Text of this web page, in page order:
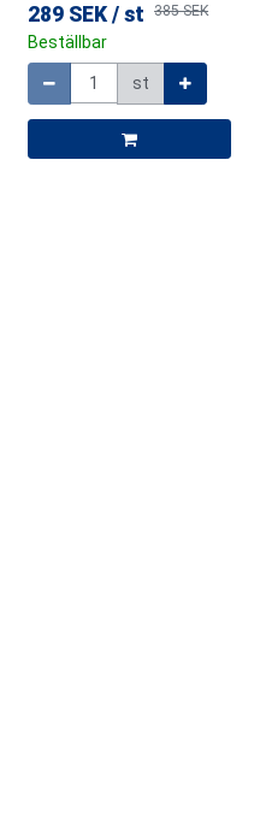
289 SEK /st 385 SEK
Beställbar
Mängd
st